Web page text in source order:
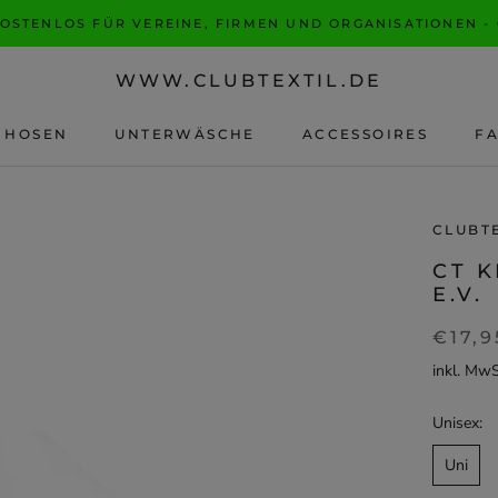
FÜR VEREINE, FIRMEN UND ORGANISATIONEN -
HOSEN UNTERWÄSCHE ACCESSOIRES
WWW.CLUBTEXTIL.DE
CT
E.V.
inkl.
Unisex:
Uni